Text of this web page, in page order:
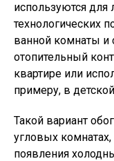
используются для
технологических
ванной комнаты и
отопительный
квартире или
примеру, в
Такой вариант
угловых
появления